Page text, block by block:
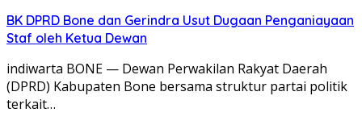
BK DPRD Bone dan Gerindra Usut Dugaan Penganiayaan
Staf oleh Ketua Dewan
indiwarta BONE — Dewan Perwakilan Rakyat Daerah
(DPRD) Kabupaten Bone bersama struktur partai politik
terkait…